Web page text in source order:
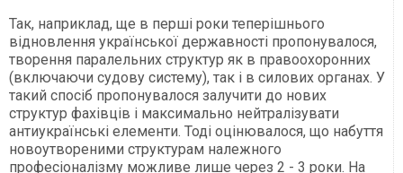
Так, наприклад, ще в перші роки теперішнього
відновлення української державності пропонувалося,
творення паралельних структур як в правоохоронних
(включаючи судову систему), так і в силових органах. У
такий спосіб пропонувалося залучити до нових
структур фахівців і максимально нейтралізувати
антиукраїнські елементи. Тоді оцінювалося, що набуття
новоутвореними структурам належного
професіоналізму можливе лише через 2 - 3 роки. На